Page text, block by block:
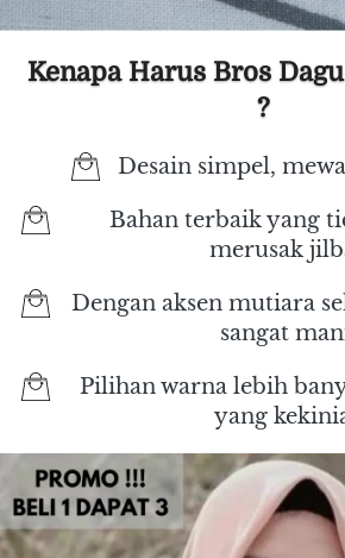
Kenapa Harus Bros
?
Desain simpel,
Bahan terbaik yang
merusak
Dengan aksen mutiara
sangat
Pilihan warna lebih
yang